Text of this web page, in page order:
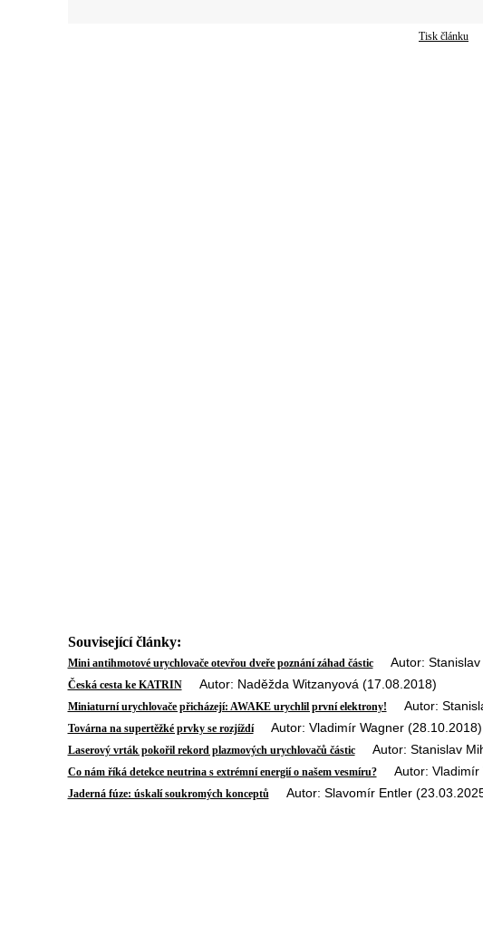
Tisk článku
Související články:
Mini antihmotové urychlovače otevřou dveře poznání záhad částicAutor: Stanislav
Česká cesta ke KATRINAutor: Naděžda Witzanyová (17.08.2018)
Miniaturní urychlovače přicházejí: AWAKE urychlil první elektrony! Autor:
Továrna na supertěžké prvky se rozjíždíAutor: Vladimír Wagner (28.10.2018)
Laserový vrták pokořil rekord plazmových urychlovačů částicAutor: Stanislav
Co nám říká detekce neutrina s extrémní energií o našem vesmíru?Autor: Vladimír
Jaderná fúze: úskalí soukromých konceptů Autor: Slavomír Entler